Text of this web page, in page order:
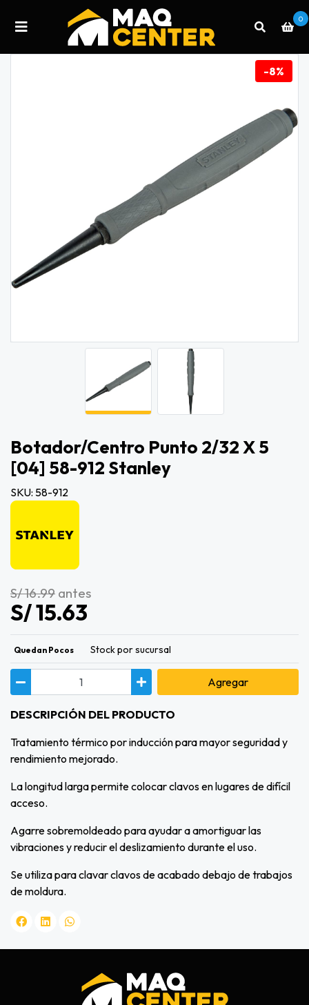
0
-8%
Botador/centro Punto 2/32 X 5
[04] 58-912 Stanley
SKU: 58-912
S/ 16.99 antes
S/ 15.63
Quedan Pocos Stock por sucursal
Agregar
DESCRIPCIÓN DEL PRODUCTO
Tratamiento térmico por inducción para mayor seguridad y
rendimiento mejorado.
La longitud larga permite colocar clavos en lugares de difícil
acceso.
Agarre sobremoldeado para ayudar a amortiguar las
vibraciones y reducir el deslizamiento durante el uso.
Se utiliza para clavar clavos de acabado debajo de trabajos
de moldura.